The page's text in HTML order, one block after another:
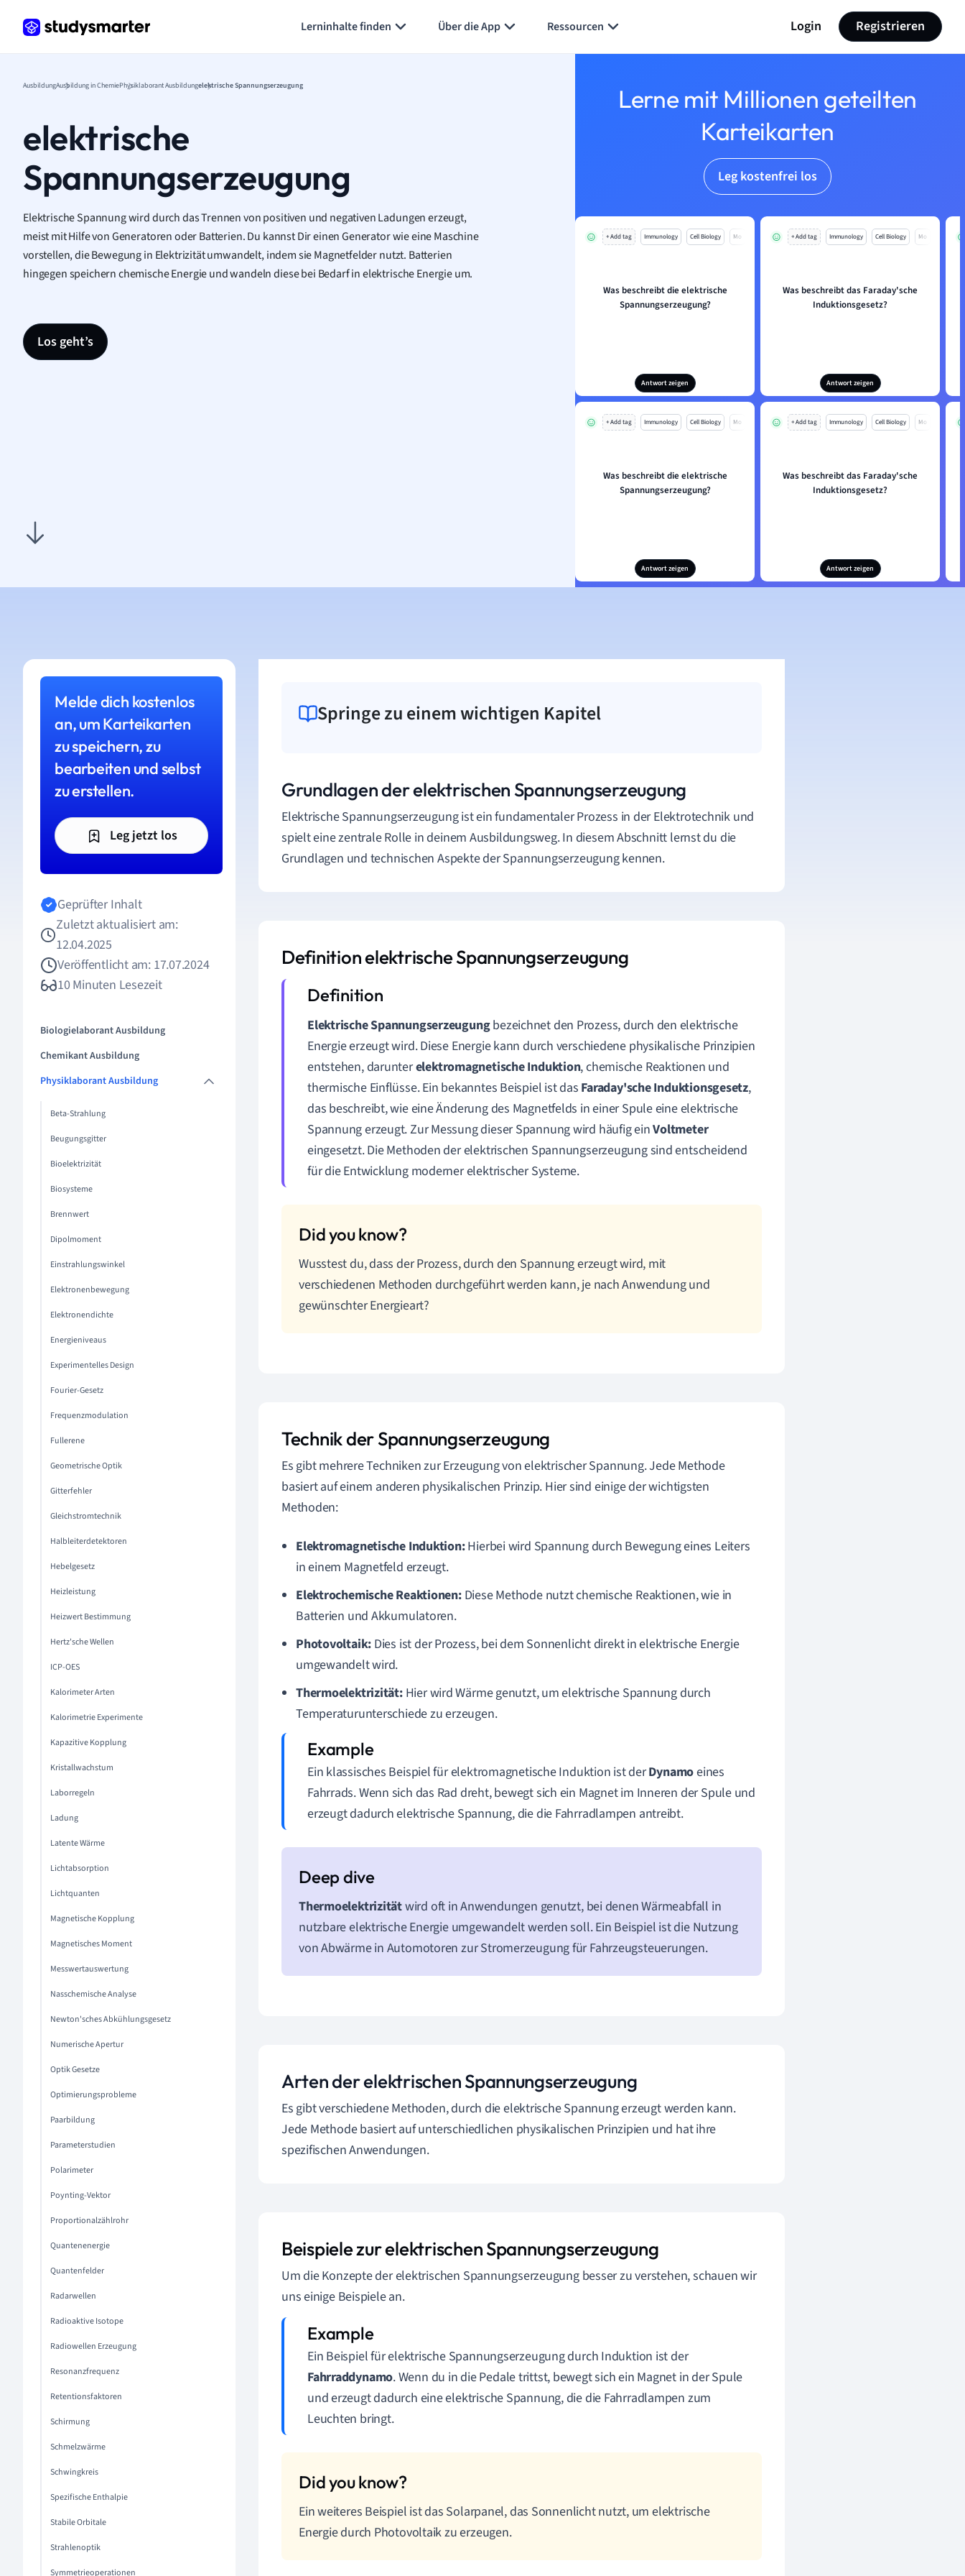
Lerninhalte finden Über die App Ressourcen Login Registrieren
AusbildungAusbildung in ChemiePhysiklaborant Ausbildungelektrische Spannungserzeugung
elektrische
Spannungserzeugung
Elektrische Spannung wird durch das Trennen von positiven und negativen Ladungen erzeugt,
meist mit Hilfe von Generatoren oder Batterien. Du kannst Dir einen Generator wie eine Maschine
vorstellen, die Bewegung in Elektrizität umwandelt, indem sie Magnetfelder nutzt. Batterien
hingegen speichern chemische Energie und wandeln diese bei Bedarf in elektrische Energie um.
Los geht’s
Lerne mit Millionen geteilten
Karteikarten
Leg kostenfrei los
+ Add tag Immunology Cell Biology Mo
Was beschreibt die elektrische
Spannungserzeugung?
Antwort zeigen
+ Add tag Immunology Cell Biology Mo
Was beschreibt das Faraday'sche
Induktionsgesetz?
Antwort zeigen
+ Add tag Immunology Cell Biology Mo
Was beschreibt die elektrische
Spannungserzeugung?
Antwort zeigen
+ Add tag Immunology Cell Biology Mo
Was beschreibt das Faraday'sche
Induktionsgesetz?
Antwort zeigen
Melde dich kostenlos
an, um Karteikarten
zu speichern, zu
bearbeiten und selbst
zu erstellen.
Leg jetzt los
Geprüfter Inhalt
Zuletzt aktualisiert am:
12.04.2025
Veröffentlicht am: 17.07.2024
10 Minuten Lesezeit
Biologielaborant Ausbildung
Chemikant Ausbildung
Physiklaborant Ausbildung
Beta-Strahlung
Beugungsgitter
Bioelektrizität
Biosysteme
Brennwert
Dipolmoment
Einstrahlungswinkel
Elektronenbewegung
Elektronendichte
Energieniveaus
Experimentelles Design
Fourier-Gesetz
Frequenzmodulation
Fullerene
Geometrische Optik
Gitterfehler
Gleichstromtechnik
Halbleiterdetektoren
Hebelgesetz
Heizleistung
Heizwert Bestimmung
Hertz'sche Wellen
ICP-OES
Kalorimeter Arten
Kalorimetrie Experimente
Kapazitive Kopplung
Kristallwachstum
Laborregeln
Ladung
Latente Wärme
Lichtabsorption
Lichtquanten
Magnetische Kopplung
Magnetisches Moment
Messwertauswertung
Nasschemische Analyse
Newton'sches Abkühlungsgesetz
Numerische Apertur
Optik Gesetze
Optimierungsprobleme
Paarbildung
Parameterstudien
Polarimeter
Poynting-Vektor
Proportionalzählrohr
Quantenenergie
Quantenfelder
Radarwellen
Radioaktive Isotope
Radiowellen Erzeugung
Resonanzfrequenz
Retentionsfaktoren
Schirmung
Schmelzwärme
Schwingkreis
Spezifische Enthalpie
Stabile Orbitale
Strahlenoptik
Symmetrieoperationen
Springe zu einem wichtigen Kapitel
Grundlagen der elektrischen Spannungserzeugung
Elektrische Spannungserzeugung ist ein fundamentaler Prozess in der Elektrotechnik und
spielt eine zentrale Rolle in deinem Ausbildungsweg. In diesem Abschnitt lernst du die
Grundlagen und technischen Aspekte der Spannungserzeugung kennen.
Definition elektrische Spannungserzeugung
Elektrische Spannungserzeugungbezeichnet den Prozess, durch den elektrische
Energie erzeugt wird. Diese Energie kann durch verschiedene physikalische Prinzipien
entstehen, darunterelektromagnetische Induktion, chemische Reaktionen und
thermische Einflüsse. Ein bekanntes Beispiel ist das Faraday'sche Induktionsgesetz,
das beschreibt, wie eine Änderung des Magnetfelds in einer Spule eine elektrische
Spannung erzeugt. Zur Messung dieser Spannung wird häufig einVoltmeter
eingesetzt. Die Methoden der elektrischen Spannungserzeugung sind entscheidend
für die Entwicklung moderner elektrischer Systeme.
Wusstest du, dass der Prozess, durch den Spannung erzeugt wird, mit
verschiedenen Methoden durchgeführt werden kann, je nach Anwendung und
gewünschter Energieart?
Technik der Spannungserzeugung
Es gibt mehrere Techniken zur Erzeugung von elektrischer Spannung. Jede Methode
basiert auf einem anderen physikalischen Prinzip. Hier sind einige der wichtigsten
Methoden:
Elektromagnetische Induktion:Hierbei wird Spannung durch Bewegung eines Leiters
in einem Magnetfeld erzeugt.
Elektrochemische Reaktionen:Diese Methode nutzt chemische Reaktionen, wie in
Batterien und Akkumulatoren.
Photovoltaik: Dies ist der Prozess, bei dem Sonnenlicht direkt in elektrische Energie
umgewandelt wird.
Thermoelektrizität:Hier wird Wärme genutzt, um elektrische Spannung durch
Temperaturunterschiede zu erzeugen.
Ein klassisches Beispiel für elektromagnetische Induktion ist derDynamoeines
Fahrrads. Wenn sich das Rad dreht, bewegt sich ein Magnet im Inneren der Spule und
erzeugt dadurch elektrische Spannung, die die Fahrradlampen antreibt.
Thermoelektrizitätwird oft in Anwendungen genutzt, bei denen Wärmeabfall in
nutzbare elektrische Energie umgewandelt werden soll. Ein Beispiel ist die Nutzung
von Abwärme in Automotoren zur Stromerzeugung für Fahrzeugsteuerungen.
Arten der elektrischen Spannungserzeugung
Es gibt verschiedene Methoden, durch die elektrische Spannung erzeugt werden kann.
Jede Methode basiert auf unterschiedlichen physikalischen Prinzipien und hat ihre
spezifischen Anwendungen.
Beispiele zur elektrischen Spannungserzeugung
Um die Konzepte der elektrischen Spannungserzeugung besser zu verstehen, schauen wir
uns einige Beispiele an.
Ein Beispiel für elektrische Spannungserzeugung durch Induktion ist der
Fahrraddynamo. Wenn du in die Pedale trittst, bewegt sich ein Magnet in der Spule
und erzeugt dadurch eine elektrische Spannung, die die Fahrradlampen zum
Leuchten bringt.
Ein weiteres Beispiel ist das Solarpanel, das Sonnenlicht nutzt, um elektrische
Energie durch Photovoltaik zu erzeugen.